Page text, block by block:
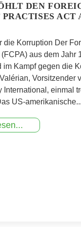
DEN
ACT
die Korruption Der
(FCPA) aus dem Jahr
im Kampf gegen die
Vorsitzender
International, einmal
US-amerikanische...